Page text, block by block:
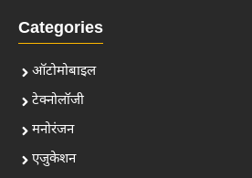
Categories
ऑटोमोबाइल
टेक्नोलॉजी
मनोरंजन
एजुकेशन